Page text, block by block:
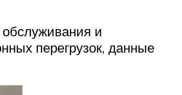
обслуживания и
перегрузок, данные